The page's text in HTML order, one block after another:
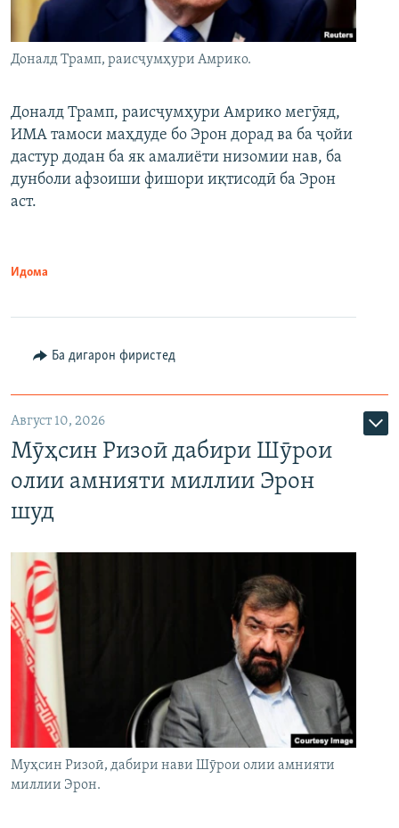
Доналд Трамп, раисҷумҳури Амрико.
Доналд Трамп, раисҷумҳури Амрико мегӯяд,
ИМА тамоси маҳдуде бо Эрон дорад ва ба ҷойи
дастур додан ба як амалиёти низомии нав, ба
дунболи афзоиши фишори иқтисодӣ ба Эрон
аст.
Идома
Ба дигарон фиристед
Август 10, 2026
Мӯҳсин Ризоӣ дабири Шӯрои
олии амнияти миллии Эрон
шуд
Муҳсин Ризоӣ, дабири нави Шӯрои олии амнияти
миллии Эрон.